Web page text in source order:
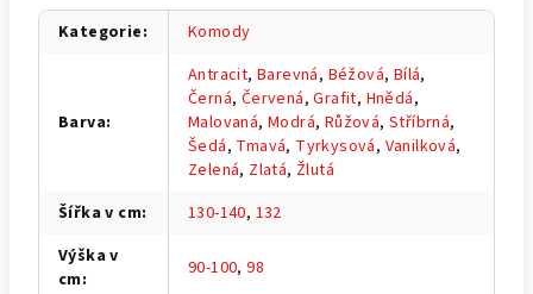
Kategorie: Komody
Barva:
Antracit,Barevná, Béžová, Bílá,
Černá, Červená,Grafit, Hnědá,
Malovaná,Modrá, Růžová,Stříbrná,
Šedá, Tmavá, Tyrkysová, Vanilková,
Zelená, Zlatá, Žlutá
Šířka v cm: 130-140, 132
Výška v
cm: 90-100,98